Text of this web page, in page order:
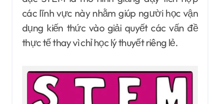
các lĩnh vực này nhằm giúp người học vận
dụng kiến thức vào giải quyết các vấn đề
thực tế thay vì chỉ học lý thuyết riêng lẻ.